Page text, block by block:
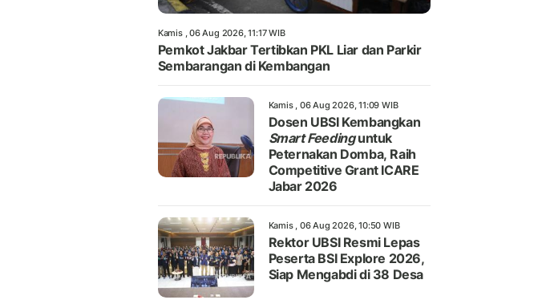
Kamis , 06 Aug 2026, 11:17 WIB
Pemkot Jakbar Tertibkan PKL Liar dan Parkir
Sembarangan di Kembangan
Kamis , 06 Aug 2026, 11:09 WIB
Dosen UBSI Kembangkan
Smart Feedinguntuk
Peternakan Domba, Raih
Competitive Grant ICARE
Jabar 2026
Kamis , 06 Aug 2026, 10:50 WIB
Rektor UBSI Resmi Lepas
Peserta BSI Explore 2026,
Siap Mengabdi di 38 Desa